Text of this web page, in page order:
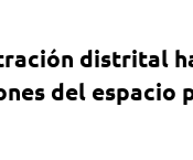
distrital
del espacio